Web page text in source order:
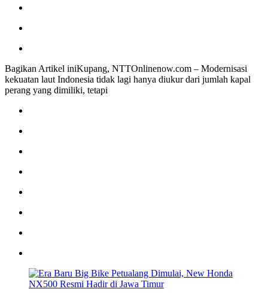
Bagikan Artikel iniKupang, NTTOnlinenow.com – Modernisasi
kekuatan laut Indonesia tidak lagi hanya diukur dari jumlah kapal
perang yang dimiliki, tetapi